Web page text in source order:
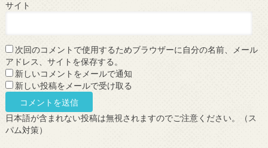
サイト
次回のコメントで使用するためブラウザーに自分の名前、メール
アドレス、サイトを保存する。
新しいコメントをメールで通知
新しい投稿をメールで受け取る
日本語が含まれない投稿は無視されますのでご注意ください。（ス
パム対策）